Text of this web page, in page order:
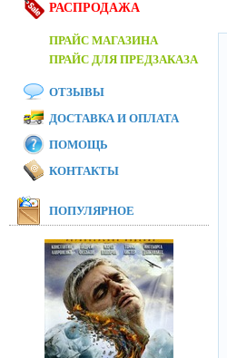
РАСПРОДАЖА
ПРАЙС МАГАЗИНА
ПРАЙС ДЛЯ ПРЕДЗАКАЗА
ОТЗЫВЫ
ДОСТАВКА И ОПЛАТА
ПОМОЩЬ
КОНТАКТЫ
ПОПУЛЯРНОЕ